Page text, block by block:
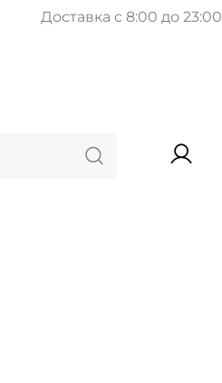
Доставка с 8:00 до 23:00